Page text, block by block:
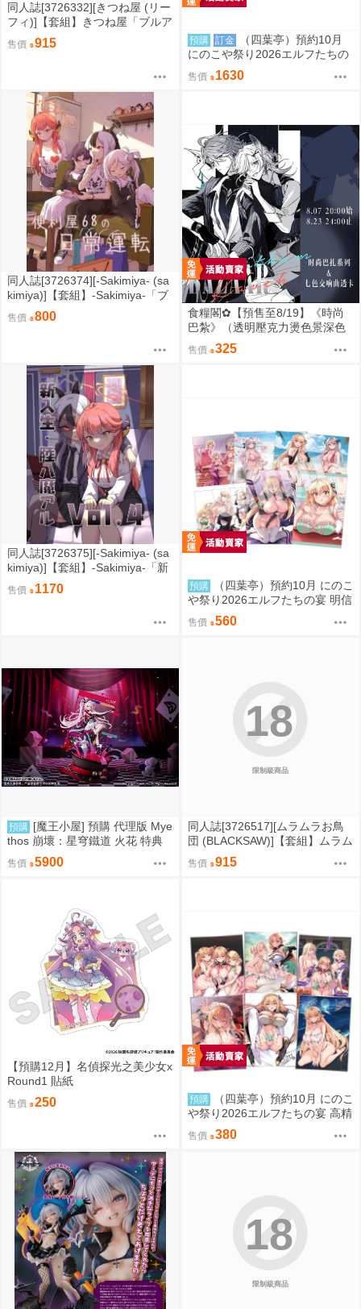
同人誌[3726332][きつね屋 (リー
フィ)]【套組】きつね屋「ブルア
カ本」セット (蔚藍檔案)
售價 915 預購 訂金
（四葉亭）預約10月
にのこや祭り2026エルフたちの
宴 複製簽名 壓克力磚 0829
售價 1630
同人誌[3726374][-Sakimiya- (sa
kimiya)]【套組】-Sakimiya-「ブ
ルアカ本」セット (蔚藍檔案)
售價 800
食糧閣✿【預售至8/19】《時尚
巴紮》（透明壓克力燙色景深色
紙&透卡書籤、大正反光徽章&白
瓷底雙面小卡、雙面對裱白瓷逆
售價 325
同人誌[3726375][-Sakimiya- (sa
kimiya)]【套組】-Sakimiya-「新
入生.陸八魔アル」セット (蔚藍
檔案)
售價 1170 預購
（四葉亭）預約10月 にのこ
や祭り2026エルフたちの宴 明信
片套組 0829
售價 560
預購 [魔王小屋] 預購 代理版 Mye
thos 崩壞：星穹鐵道 火花 特典
售價 5900
限制級商品
18
同人誌[3726517][ムラムラお鳥
団 (BLACKSAW)]【套組】ムラム
ラお鳥団「ブルアカ本」セット
(蔚藍檔案)
售價 915
【預購12月】名偵探光之美少女x
Round1 貼紙
售價 250 預購
（四葉亭）預約10月 にのこ
や祭り2026エルフたちの宴 高精
細B5色紙（隨機不可挑）0829
售價 380
限制級商品
18